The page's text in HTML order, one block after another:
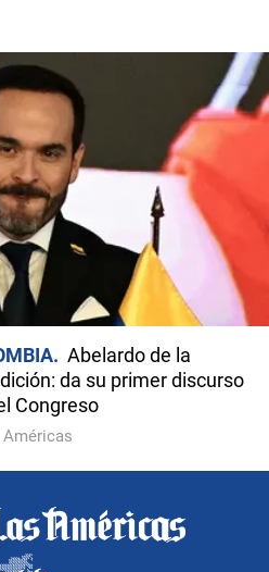
Abelardo de la
da su primer discurso
Congreso
Américas